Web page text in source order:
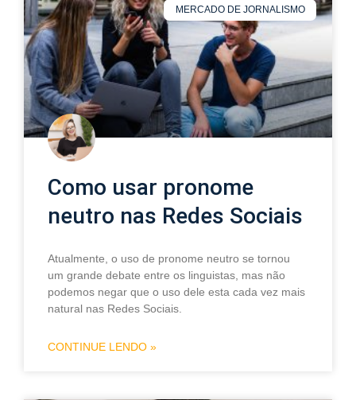
MERCADO DE JORNALISMO
Como usar pronome
neutro nas Redes Sociais
Atualmente, o uso de pronome neutro se tornou
um grande debate entre os linguistas, mas não
podemos negar que o uso dele esta cada vez mais
natural nas Redes Sociais.
CONTINUE LENDO »